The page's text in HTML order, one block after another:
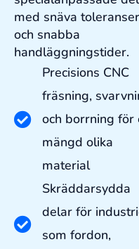
med snäva toleranser
och snabba
handläggningstider.
Precisions CNC
fräsning,
och borrning för
mängd olika
material
Skräddarsydda
delar för
som fordon,